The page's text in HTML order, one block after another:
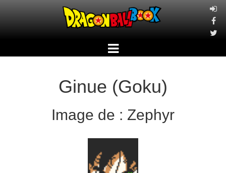
Ginue (Goku)
Image de : Zephyr